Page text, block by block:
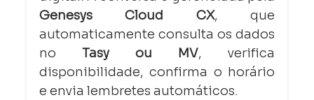
Genesys Cloud CX, que
automaticamente consulta os dados
no Tasy ou MV, verifica
disponibilidade, confirma o horário
e envia lembretes automáticos.